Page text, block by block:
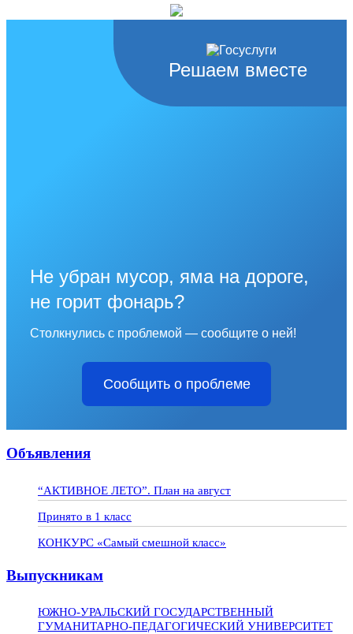
Решаем вместе
Не убран мусор, яма на дороге,
не горит фонарь?
Столкнулись с проблемой — сообщите о ней!
Сообщить о проблеме
Объявления
“АКТИВНОЕ ЛЕТО”. План на август
Принято в 1 класс
КОНКУРС «Самый смешной класс»
Выпускникам
ЮЖНО-УРАЛЬСКИЙ ГОСУДАРСТВЕННЫЙ
ГУМАНИТАРНО-ПЕДАГОГИЧЕСКИЙ УНИВЕРСИТЕТ